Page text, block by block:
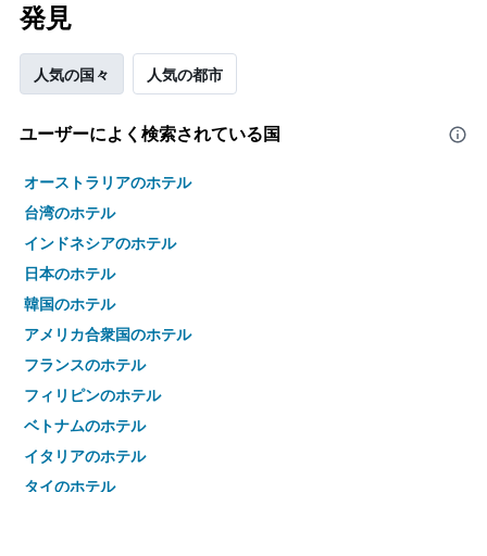
発見
人気の国々 人気の都市
ユーザーによく検索されている国
オーストラリアのホテル
台湾のホテル
インドネシアのホテル
日本のホテル
韓国のホテル
アメリカ合衆国のホテル
フランスのホテル
フィリピンのホテル
ベトナムのホテル
イタリアのホテル
タイのホテル